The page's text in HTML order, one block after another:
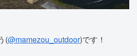
(@mamezou_outdoor)です！